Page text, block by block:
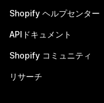
Shopify ヘルプセンター
APIドキュメント
Shopify コミュニティ
リサーチ